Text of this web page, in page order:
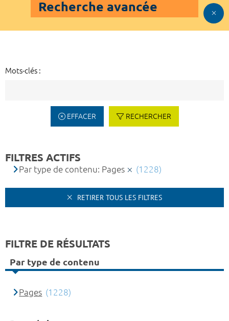
Recherche avancée
Mots-clés :
EFFACER RECHERCHER
FILTRES ACTIFS
Par type de contenu: Pages (1228)
RETIRER TOUS LES FILTRES
FILTRE DE RÉSULTATS
Par type de contenu
Pages (1228)